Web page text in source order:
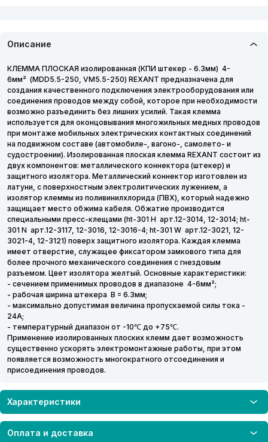
Описание
КЛЕММА ПЛОСКАЯ изолированная (КПИ штекер - 6.3мм) 4-
6мм² (MDD5.5-250, VM5.5-250) REXANT предназначена для
создания качественного подключения электрооборудования или
соединения проводов между собой, которое при необходимости
возможно разъединить без лишних усилий. Такая клемма
используется для оконцовывания многожильных медных проводов
при монтаже мобильных электрических контактных соединений
на подвижном составе (автомобиле-, вагоно-, самолето- и
судостроении). Изолированная плоская клемма REXANT состоит из
двух компонентов: металлического коннектора (штекер) и
защитного изолятора. Металлический коннектор изготовлен из
латуни, с поверхностным электролитических лужением, а
изолятор клеммы из поливинилхлорида (ПВХ), который надежно
защищает место обжима кабеля. Обжатие производится
специальными пресс-клещами (ht-301 H арт.12-3014, 12-3014; ht-
301 N арт.12-3117, 12-3016, 12-3016-4; ht-301 W арт.12-3021, 12-
3021-4, 12-3121) поверх защитного изолятора. Каждая клемма
имеет отверстие, служащее фиксатором замкового типа для
более прочного механического соединения с гнездовым
разъемом. Цвет изолятора желтый. Основные характеристики:
- сечением применимых проводов в диапазоне 4-6мм²;
- рабочая ширина штекера B = 6.3мм;
- максимально допустимая величина пропускаемой силы тока -
24А;
- температурный диапазон от -10℃ до +75℃.
Применение изолированных плоских клемм дает возможность
существенно ускорять электромонтажные работы, при этом
появляется возможность многократного отсоединения и
присоединения проводов.
Характеристики
Оплата и доставка